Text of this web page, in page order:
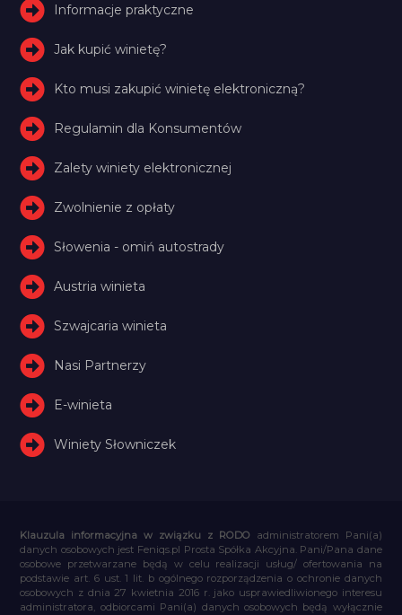
Informacje praktyczne
Jak kupić winietę?
Kto musi zakupić winietę elektroniczną?
Regulamin dla Konsumentów
Zalety winiety elektronicznej
Zwolnienie z opłaty
Słowenia - omiń autostrady
Austria winieta
Szwajcaria winieta
Nasi Partnerzy
E-winieta
Winiety Słowniczek
Klauzula informacyjna w związku z RODO administratorem Pani(a)
danych osobowych jest Feniqs.pl Prosta Spółka Akcyjna. Pani/Pana dane
osobowe przetwarzane będą w celu realizacji usług/ ofertowania na
podstawie art. 6 ust. 1 lit. b ogólnego rozporządzenia o ochronie danych
osobowych z dnia 27 kwietnia 2016 r. jako usprawiedliwionego interesu
administratora, odbiorcami Pani(a) danych osobowych będą wyłącznie